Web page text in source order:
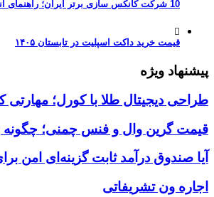
10 شرکت کانکس سازی برتر ایران؛ راهنمای انتخاب مطمئن‌ترین تولیدکننده کانکس در بازار 1405
قیمت خرید داکت اسپلیت در تابستان ۱۴۰۵
پیشنهاد ویژه
طراحی دیجیتال طلا با کورل؛ مهارتی
قیمت گرین وال و فنس چمنی؛ چگونه
آیا صندوق درآمد ثابت گزینه‌ای
اجاره ون تشریفاتی